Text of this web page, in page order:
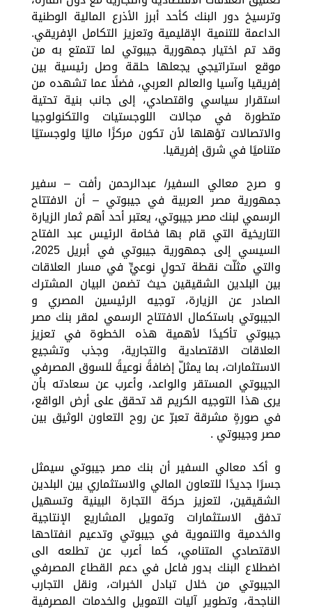
وترسيخ دور البنك كأحد أبرز الأذرع المالية الوطنية
الداعمة للتنمية الإقليمية وتعزيز التكامل الإفريقي.
وقد تم اختيار جمهورية جيبوتي لما تتمتع به من
موقع استراتيجي يجعلها حلقة وصل رئيسية بين
إفريقيا وآسيا والعالم العربي، فضلًا عما تشهده من
استقرار سياسي واقتصادي، إلى جانب بنية تحتية
متطورة في مجالات اللوجستيات والتكنولوجيا
والاتصالات تؤهلها لأن تكون مركزًا ماليًا ولوجستيًا
متناميًا في شرق إفريقيا.
و صرح معالي السفير/ عبدالرحمن رأفت – سفير
جمهورية مصر العربية في جيبوتي – أن الافتتاح
الرسمي لبنك مصر جيبوتي، يعتبر أحد أهم ثمار الزيارة
التاريخية التي قام بها فخامة الرئيس عبد الفتاح
السيسي إلى جمهورية جيبوتي في أبريل 2025،
والتي مثلّت نقطة تحولٍ نوعيٍّ في مسار العلاقات
بين البلدين الشقيقين حيث تضمن البيان المشترك
الصادر عن الزيارة، توجيه الرئيسين المصري و
الجيبوتي باستكمال الافتتاح الرسمي لمقر بنك مصر
جيبوتي تأكيدًا لأهمية هذه الخطوة في تعزيز
العلاقات الاقتصادية والتجارية، وجذب وتشجيع
الاستثمارات، بما يمثلّ إضافةً نوعيةً للسوق المصرفي
الجيبوتي المستقر والواعد، وأعرب عن سعادته بأن
يرى هذا التوجيه الكريم قد تحقق على أرض الواقع،
في صورةٍ مشرقة تعبرّ عن روح التعاون الوثيق بين
مصر وجيبوتي .
و أكد معالي السفير أن بنك مصر جيبوتي سيمثل
جسرًا جديدًا للتعاون المالي والاستثماري بين البلدين
الشقيقين، لتعزيز حركة التجارة البينية وتسهيل
تدفق الاستثمارات وتمويل المشاريع الإنتاجية
والخدمية والتنموية في جيبوتي وتدعيم انفتاحها
الاقتصادي المتنامي، كما أعرب عن تطلعه الى
اضطلاع البنك بدور فاعل في دعم القطاع المصرفي
الجيبوتي من خلال تبادل الخبرات، ونقل التجارب
الناجحة، وتطوير آليات التمويل والخدمات المصرفية